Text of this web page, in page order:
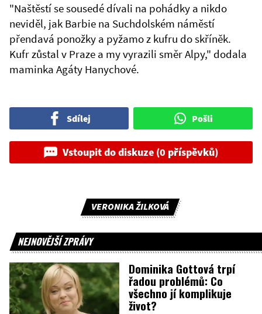
"Naštěstí se sousedé dívali na pohádky a nikdo
neviděl, jak Barbie na Suchdolském náměstí
přendavá ponožky a pyžamo z kufru do skříněk.
Kufr zůstal v Praze a my vyrazili směr Alpy," dodala
maminka Agáty Hanychové.
Sdílej Pošli
Vstoupit do diskuze (0 příspěvků)
VERONIKA ŽILKOVÁ
NEJNOVĚJŠÍ ZPRÁVY
Dominika Gottová trpí
řadou problémů: Co
všechno jí komplikuje
život?